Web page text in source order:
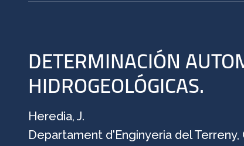
DETERMINACIÓN
HIDROGEOLÓGICAS.
Heredia, J.
Departament d'Enginyeria del